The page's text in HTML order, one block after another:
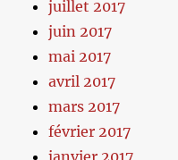
juillet 2017
juin 2017
mai 2017
avril 2017
mars 2017
février 2017